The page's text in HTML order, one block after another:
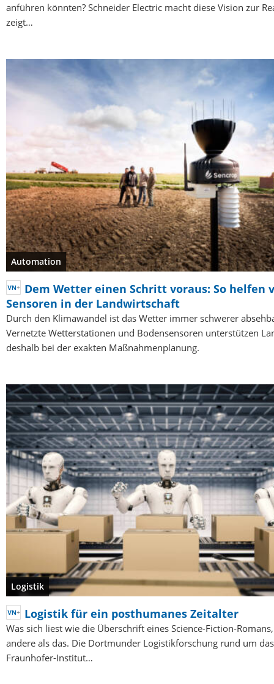
anführen könnten? Schneider Electric macht diese Vision zur
zeigt…
Automation
Dem Wetter einen Schritt voraus: So helfen
Sensoren in der Landwirtschaft
Durch den Klimawandel ist das Wetter immer schwerer
Vernetzte Wetterstationen und Bodensensoren unterstützen
deshalb bei der exakten Maßnahmenplanung.
Logistik
Logistik für ein posthumanes Zeitalter
Was sich liest wie die Überschrift eines Science-Fiction-
andere als das. Die Dortmunder Logistikforschung rund um das
Fraunhofer-Institut…